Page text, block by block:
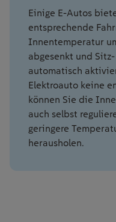
Einige E-Autos
entsprechende
Innentemperatur
abgesenkt und
automatisch
Elektroauto keine
können Sie die
auch selbst
geringere
herausholen.